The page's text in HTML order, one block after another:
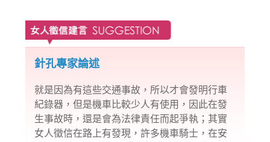
針孔專家論述
就是因為有這些交通事故，所以才會發明行車
紀錄器，但是機車比較少人有使用，因此在發
生事故時，還是會為法律責任而起爭執；其實
女人徵信在路上有發現，許多機車騎士，在安